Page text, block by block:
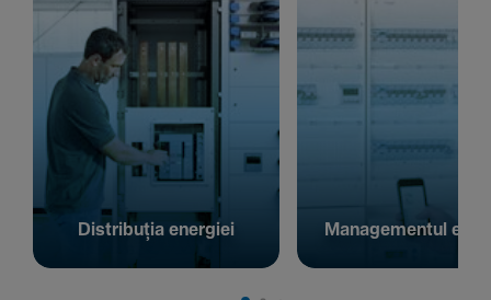
Distribuția energiei Managementul